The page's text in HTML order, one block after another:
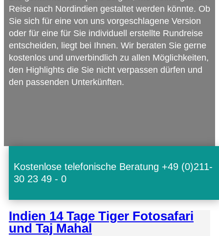
Reise nach Nord­in­dien gestal­tet wer­den könnte. Ob
Sie sich für eine von uns vor­ge­schla­gene Ver­sion
oder für eine für Sie indi­vi­du­ell erstellte Rund­reise
ent­schei­den, liegt bei Ihnen. Wir bera­ten Sie gerne
kos­ten­los und unver­bind­lich zu allen Mög­lich­kei­ten,
den High­lights die Sie nicht ver­pas­sen dür­fen und
den pas­sen­den Unterkünften.
Kostenlose telefonische Beratung +49 (0)211-
30 23 49 - 0
Indien 14 Tage Tiger Fotosafari
und Taj Mahal